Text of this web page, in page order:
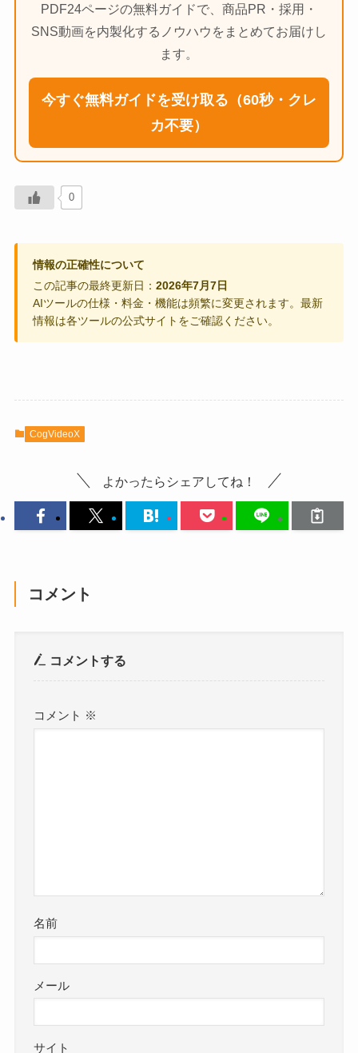
PDF24ページの無料ガイドで、商品PR・採用・
SNS動画を内製化するノウハウをまとめてお届けし
ます。
今すぐ無料ガイドを受け取る（60秒・クレ
カ不要）
0
情報の正確性について
この記事の最終更新日：2026年7月7日
AIツールの仕様・料金・機能は頻繁に変更されます。最新
情報は各ツールの公式サイトをご確認ください。
CogVideoX
よかったらシェアしてね！
コメント
コメントする
コメント ※
名前
メール
サイト